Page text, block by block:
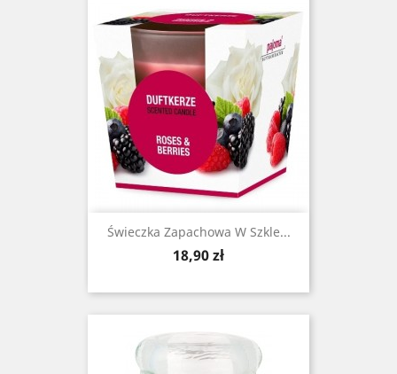
Świeczka Zapachowa W Szkle...
Cena
18,90 zł